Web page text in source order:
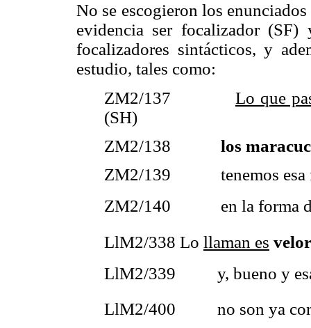
No se escogieron los
evidencia ser focalizador (SF)
focalizadores sintácticos, y
estudio, tales como:
ZM2/137 Lo que
(SH)
ZM2/138 los
ZM2/139 tenemos esa
ZM2/140 en la forma de
LlM2/338 Lo llaman es
LlM2/339 y, bueno y esa
LlM2/400 no son ya